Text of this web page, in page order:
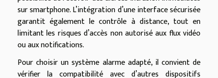
sur smartphone. L’intégration d’une interface sécurisée
garantit également le contrôle à distance, tout en
limitant les risques d’accès non autorisé aux flux vidéo
ou aux notifications.
Pour choisir un système alarme adapté, il convient de
vérifier la compatibilité avec d’autres dispositifs